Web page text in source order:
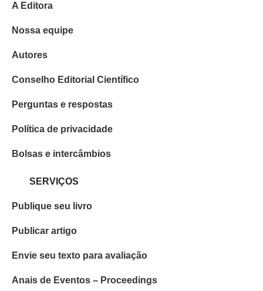
A Editora
Nossa equipe
Autores
Conselho Editorial Científico
Perguntas e respostas
Política de privacidade
Bolsas e intercâmbios
SERVIÇOS
Publique seu livro
Publicar artigo
Envie seu texto para avaliação
Anais de Eventos – Proceedings